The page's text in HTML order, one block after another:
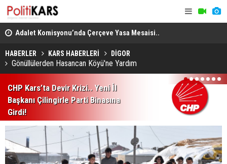
Adalet Komisyonu’nda Çerçeve Yasa Mesaisi..
Görüşmeler Tartışmalarla Başladı!
HABERLER KARS HABERLERİ DİGOR
Gönüllülerden Hasancan Köyü'ne Yardım
CHP Kars’ta Devir Krizi.. Yeni İl
Başkanı Çilingirle Parti Binasına
Girdi!
1 2 3 4 5 6 7